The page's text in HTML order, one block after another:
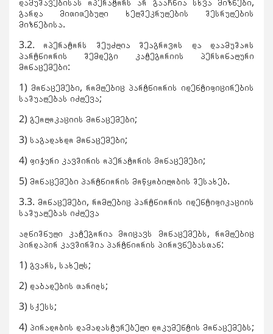
გარდა მითითებული ხელშეკრულების შესრულების
მიზნებისა.
3.2. ოპერატორს შეუძლია შეაგროვოს და დაამუშაოს
პარტნიორის შემდეგი კატეგორიის პერსონალური
მონაცემები:
1) მონაცემები, რომლებიც პარტნიორის იდენტიფიცირების
საშუალებას იძლევა;
2) გეოლოკაციის მონაცემები;
3) საგადახდო მონაცემები;
4) ფიჭური კავშირის ოპერატორის მონაცემები;
5) მონაცემები პარტნიორის მოწყობილობის შესახებ.
3.3. მონაცემები, რომლებიც პარტნიორის იდენტიფიკაციის
საშუალებას იძლევა
აღნიშნული კატეგორია მოიცავს მონაცემებს, რომლებიც
პირდაპირ კავშირშია პარტნიორის პიროვნებასთან:
1) გვარს, სახელს;
2) დაბადების თარიღს;
3) სქესს;
4) პირადობის დამადასტურებელი დოკუმენტის მონაცემებს;